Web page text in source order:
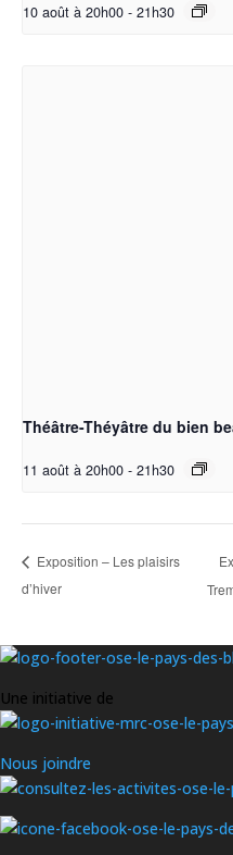
10 août à 20h00 - 21h30
Théâtre-Théyâtre du bien
11 août à 20h00 - 21h30
Exposition – Les plaisirs
d’hiver
Une initiative de
Nous joindre